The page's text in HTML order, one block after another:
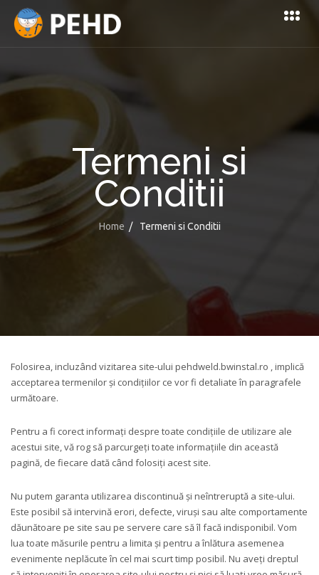
Termeni si
Conditii
Home / Termeni si Conditii
Folosirea, incluzând vizitarea site-ului pehdweld.bwinstal.ro , implică
acceptarea termenilor și condițiilor ce vor fi detaliate în paragrafele
următoare.
Pentru a fi corect informați despre toate condițiile de utilizare ale
acestui site, vă rog să parcurgeți toate informațiile din această
pagină, de fiecare dată când folosiți acest site.
Nu putem garanta utilizarea discontinuă și neîntreruptă a site-ului.
Este posibil să intervină erori, defecte, viruși sau alte comportamente
dăunătoare pe site sau pe servere care să îl facă indisponibil. Vom
lua toate măsurile pentru a limita și pentru a înlătura asemenea
evenimente neplăcute în cel mai scurt timp posibil. Nu aveți dreptul